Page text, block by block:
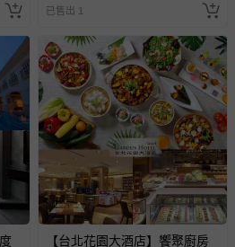
已售出 1
【台北花園大酒店】饗聚廚房